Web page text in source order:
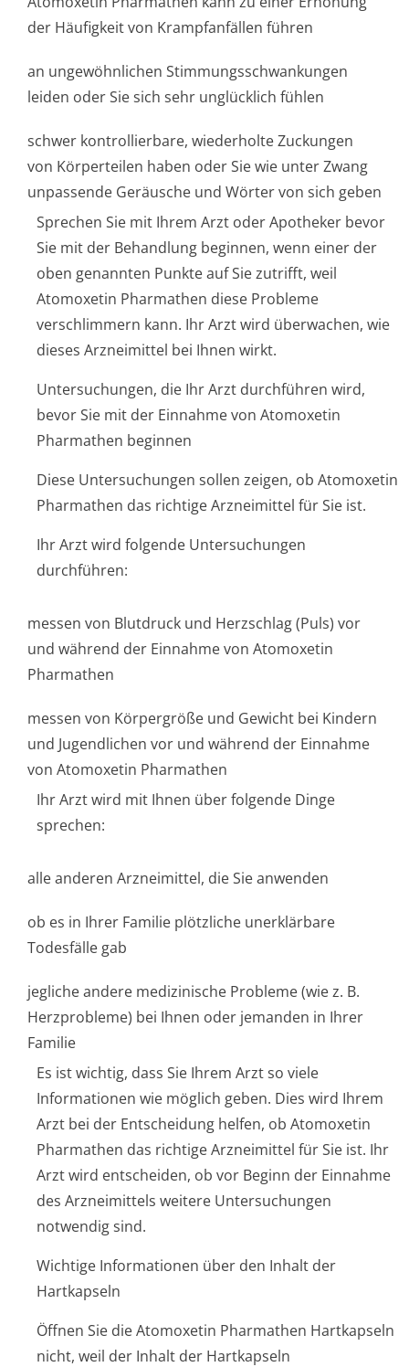
der Häufigkeit von Krampfanfällen führen
an ungewöhnlichen Stimmungsschwan­kungen
leiden oder Sie sich sehr unglücklich fühlen
schwer kontrollierbare, wiederholte Zuckungen
von Körperteilen haben oder Sie wie unter Zwang
unpassende Geräusche und Wörter von sich geben
Sprechen Sie mit Ihrem Arzt oder Apotheker bevor
Sie mit der Behandlung beginnen, wenn einer der
oben genannten Punkte auf Sie zutrifft, weil
Atomoxetin Pharmathen diese Probleme
verschlimmern kann. Ihr Arzt wird überwachen, wie
dieses Arzneimittel bei Ihnen wirkt.
Untersuchungen, die Ihr Arzt durchführen wird,
bevor Sie mit der Einnahme von Atomoxetin
Pharmathen beginnen
Diese Untersuchungen sollen zeigen, ob Atomoxetin
Pharmathen das richtige Arzneimittel für Sie ist.
Ihr Arzt wird folgende Untersuchungen
durchführen:
messen von Blutdruck und Herzschlag (Puls) vor
und während der Einnahme von Atomoxetin
Pharmathen
messen von Körpergröße und Gewicht bei Kindern
und Jugendlichen vor und während der Einnahme
von Atomoxetin Pharmathen
Ihr Arzt wird mit Ihnen über folgende Dinge
sprechen:
alle anderen Arzneimittel, die Sie anwenden
ob es in Ihrer Familie plötzliche unerklärbare
Todesfälle gab
jegliche andere medizinische Probleme (wie z. B.
Herzprobleme) bei Ihnen oder jemanden in Ihrer
Familie
Es ist wichtig, dass Sie Ihrem Arzt so viele
Informationen wie möglich geben. Dies wird Ihrem
Arzt bei der Entscheidung helfen, ob Atomoxetin
Pharmathen das richtige Arzneimittel für Sie ist. Ihr
Arzt wird entscheiden, ob vor Beginn der Einnahme
des Arzneimittels weitere Untersuchungen
notwendig sind.
Wichtige Informationen über den Inhalt der
Hartkapseln
Öffnen Sie die Atomoxetin Pharmathen Hartkapseln
nicht, weil der Inhalt der Hartkapseln